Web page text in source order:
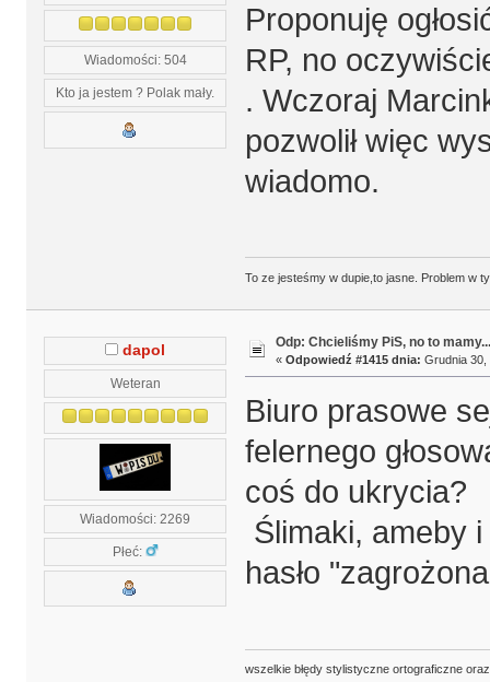
Wiadomości: 504
Kto ja jestem ? Polak mały.
Proponuję
RP, no
. Wczoraj
pozwolił więc
wiadomo.
To ze jesteśmy w dupie,to jasne. Problem w
dapol
Weteran
Wiadomości: 2269
Płeć:
Odp: Chcieliśmy PiS, no to
« Odpowiedź #1415 dnia: Grudnia 30,
Biuro prasowe
felernego
coś do ukrycia?
Ślimaki, ameby
hasło
wszelkie błędy stylistyczne ortograficzne